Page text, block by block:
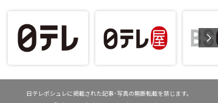
日テレポシュレに掲載された記事･写真の無断転載を禁じます。